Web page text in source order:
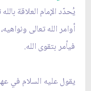
يُحدّد الإمام العلاقة
أوامر الله تعالى
فيأمر بتقوى الله.
يقول عليه السلام في